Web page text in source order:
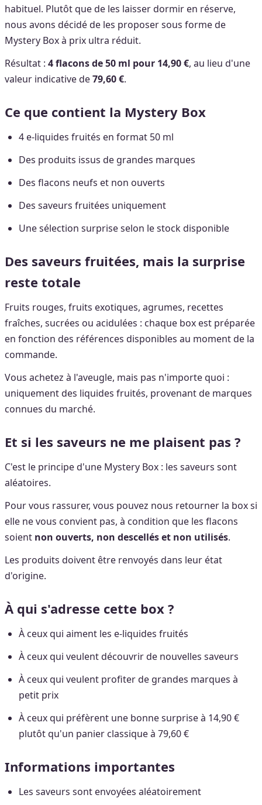
habituel. Plutôt que de les laisser dormir en réserve,
nous avons décidé de les proposer sous forme de
Mystery Box à prix ultra réduit.
Résultat : 4 flacons de 50 ml pour 14,90 €, au lieu d'une
valeur indicative de79,60 €.
Ce que contient la Mystery Box
4 e-liquides fruités en format 50 ml
Des produits issus de grandes marques
Des flacons neufs et non ouverts
Des saveurs fruitées uniquement
Une sélection surprise selon le stock disponible
Des saveurs fruitées, mais la surprise
reste totale
Fruits rouges, fruits exotiques, agrumes, recettes
fraîches, sucrées ou acidulées : chaque box est préparée
en fonction des références disponibles au moment de la
commande.
Vous achetez à l'aveugle, mais pas n'importe quoi :
uniquement des liquides fruités, provenant de marques
connues du marché.
Et si les saveurs ne me plaisent pas ?
C'est le principe d'une Mystery Box : les saveurs sont
aléatoires.
Pour vous rassurer, vous pouvez nous retourner la box si
elle ne vous convient pas, à condition que les flacons
soient non ouverts, non descellés et non utilisés.
Les produits doivent être renvoyés dans leur état
d'origine.
À qui s'adresse cette box ?
À ceux qui aiment les e-liquides fruités
À ceux qui veulent découvrir de nouvelles saveurs
À ceux qui veulent profiter de grandes marques à
petit prix
À ceux qui préfèrent une bonne surprise à 14,90 €
plutôt qu'un panier classique à 79,60 €
Informations importantes
Les saveurs sont envoyées aléatoirement